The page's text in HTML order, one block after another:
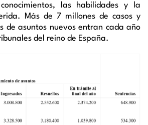
las habilidades y la
Más de 7 millones de casos y
de asuntos nuevos entran cada año
del reino de España.